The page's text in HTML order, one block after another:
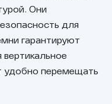
Они
для
гарантируют
удобно перемещать